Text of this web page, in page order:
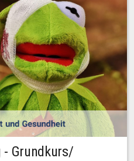
- Grundkurs/